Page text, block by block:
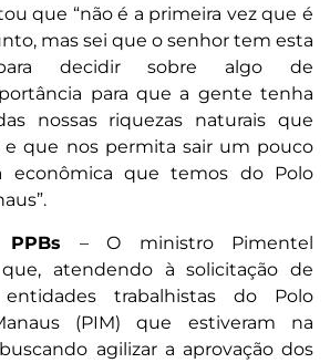
que “não é a primeira vez que é
mas sei que o senhor tem esta
para decidir sobre algo de
para que a gente tenha
nossas riquezas naturais que
e que nos permita sair um pouco
econômica que temos do Polo
– O ministro Pimentel
atendendo à solicitação de
trabalhistas do Polo
(PIM) que estiveram na
agilizar a aprovação dos